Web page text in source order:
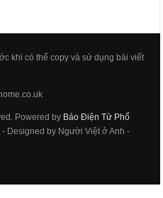
khi có thể copy và sử dụng bài viết
Powered by Báo Điện Tử Phổ
- Designed by Người Việt ở Anh -